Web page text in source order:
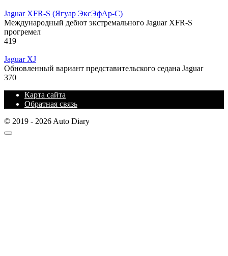
Jaguar XFR-S (Ягуар ЭксЭфАр-С)
Международный дебют экстремального Jaguar XFR-S
прогремел
419
Jaguar XJ
Обновленный вариант представительского седана Jaguar
370
Карта сайта
Обратная связь
© 2019 - 2026 Auto Diary